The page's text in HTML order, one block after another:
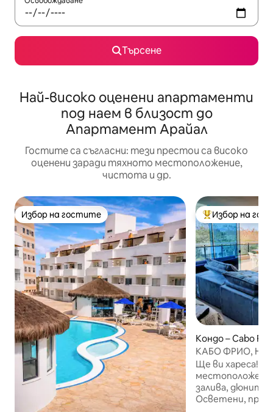
Търсене
Най-високо оценени апартаменти
под наем в близост до
Апартамент Арайал
Гостите са съгласни: тези престои са високо
оценени заради тяхното местоположение,
чистота и др.
Избор на гостите
Избор на гостите Най-популярен
Избор на
Кондо – Cabo Frio
КАБО ФРИО,
БРАЗИЛИЯ!!!
Ще ви хареса!
залива, дюните,
Осветени,